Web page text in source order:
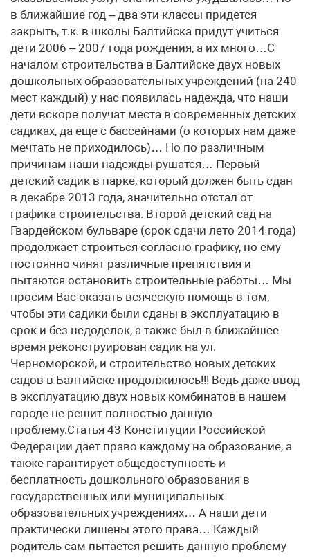
в ближайшие год – два эти классы придется
закрыть, т.к. в школы Балтийска придут учиться
дети 2006 – 2007 года рождения, а их много…С
началом строительства в Балтийске двух новых
дошкольных образовательных учреждений (на 240
мест каждый) у нас появилась надежда, что наши
дети вскоре получат места в современных детских
садиках, да еще с бассейнами (о которых нам даже
мечтать не приходилось)… Но по различным
причинам наши надежды рушатся… Первый
детский садик в парке, который должен быть сдан
в декабре 2013 года, значительно отстал от
графика строительства. Второй детский сад на
Гвардейском бульваре (срок сдачи лето 2014 года)
продолжает строиться согласно графику, но ему
постоянно чинят различные препятствия и
пытаются остановить строительные работы… Мы
просим Вас оказать всяческую помощь в том,
чтобы эти садики были сданы в эксплуатацию в
срок и без недоделок, а также был в ближайшее
время реконструирован садик на ул.
Черноморской, и строительство новых детских
садов в Балтийске продолжилось!!! Ведь даже ввод
в эксплуатацию двух новых комбинатов в нашем
городе не решит полностью данную
проблему.Статья 43 Конституции Российской
Федерации дает право каждому на образование, а
также гарантирует общедоступность и
бесплатность дошкольного образования в
государственных или муниципальных
образовательных учреждениях… А наши дети
практически лишены этого права… Каждый
родитель сам пытается решить данную проблему